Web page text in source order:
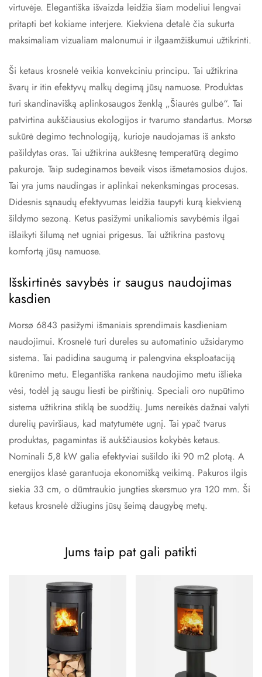
virtuvėje. Elegantiška išvaizda leidžia šiam modeliui lengvai
pritapti bet kokiame interjere. Kiekviena detalė čia sukurta
maksimaliam vizualiam malonumui ir ilgaamžiškumui užtikrinti.
Ši ketaus krosnelė veikia konvekciniu principu. Tai užtikrina
švarų ir itin efektyvų malkų degimą jūsų namuose. Produktas
turi skandinavišką aplinkosaugos ženklą „Šiaurės gulbė“. Tai
patvirtina aukščiausius ekologijos ir tvarumo standartus. Morsø
sukūrė degimo technologiją, kurioje naudojamas iš anksto
pašildytas oras. Tai užtikrina aukštesnę temperatūrą degimo
pakuroje. Taip sudeginamos beveik visos išmetamosios dujos.
Tai yra jums naudingas ir aplinkai nekenksmingas procesas.
Didesnis sąnaudų efektyvumas leidžia taupyti kurą kiekvieną
šildymo sezoną. Ketus pasižymi unikaliomis savybėmis ilgai
išlaikyti šilumą net ugniai prigesus. Tai užtikrina pastovų
komfortą jūsų namuose.
Išskirtinės savybės ir saugus naudojimas
kasdien
Morsø 6843 pasižymi išmaniais sprendimais kasdieniam
naudojimui. Krosnelė turi dureles su automatinio užsidarymo
sistema. Tai padidina saugumą ir palengvina eksploataciją
kūrenimo metu. Elegantiška rankena naudojimo metu išlieka
vėsi, todėl ją saugu liesti be pirštinių. Speciali oro nupūtimo
sistema užtikrina stiklą be suodžių. Jums nereikės dažnai valyti
durelių paviršiaus, kad matytumėte ugnį. Tai ypač tvarus
produktas, pagamintas iš aukščiausios kokybės ketaus.
Nominali 5,8 kW galia efektyviai sušildo iki 90 m2 plotą. A
energijos klasė garantuoja ekonomišką veikimą. Pakuros ilgis
siekia 33 cm, o dūmtraukio jungties skersmuo yra 120 mm. Ši
ketaus krosnelė džiugins jūsų šeimą daugybę metų.
Jums taip pat gali patikti